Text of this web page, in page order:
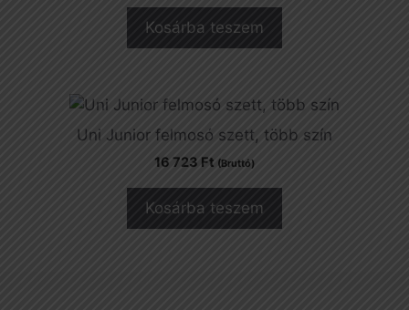
Kosárba teszem
Uni Junior felmosó szett, több szín
16 723 Ft (Bruttó)
Kosárba teszem